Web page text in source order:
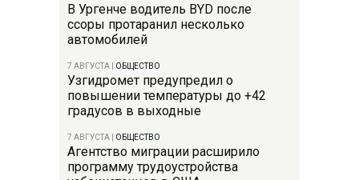
В Ургенче водитель BYD после
ссоры протаранил несколько
автомобилей
7 АВГУСТА ОБЩЕСТВО
Узгидромет предупредил о
повышении температуры до +42
градусов в выходные
7 АВГУСТА ОБЩЕСТВО
Агентство миграции расширило
программу трудоустройства